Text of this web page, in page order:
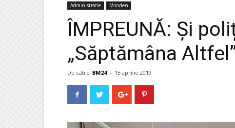
Administratie Monden
ÎMPREUNĂ: Și
„Săptămâna
De către BM24 - 15 aprilie 2019